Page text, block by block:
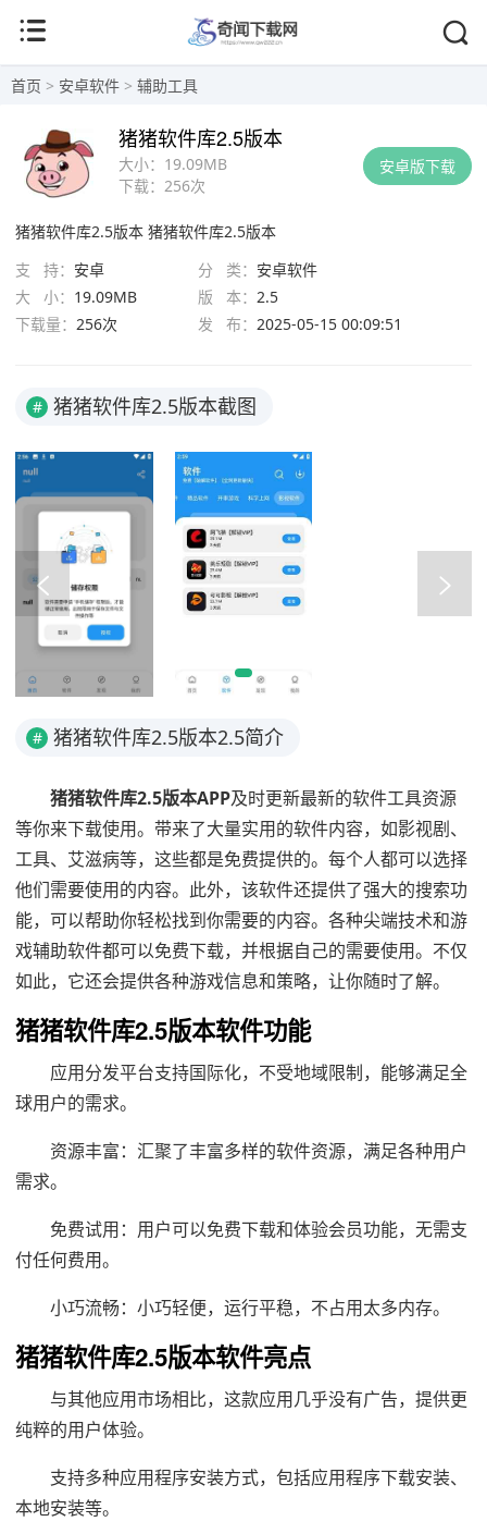
首页 > 安卓软件 > 辅助工具
安卓版下载
大小： 19.09MB
下载： 256次
猪猪软件库2.5版本
猪猪软件库2.5版本 猪猪软件库2.5版本
支 持： 安卓 分 类： 安卓软件
大 小： 19.09MB 版 本： 2.5
下载量： 256次 发 布： 2025-05-15 00:09:51
# 猪猪软件库2.5版本截图
# 猪猪软件库2.5版本2.5简介
猪猪软件库2.5版本APP及时更新最新的软件工具资源
等你来下载使用。带来了大量实用的软件内容，如影视剧、
工具、艾滋病等，这些都是免费提供的。每个人都可以选择
他们需要使用的内容。此外，该软件还提供了强大的搜索功
能，可以帮助你轻松找到你需要的内容。各种尖端技术和游
戏辅助软件都可以免费下载，并根据自己的需要使用。不仅
如此，它还会提供各种游戏信息和策略，让你随时了解。
猪猪软件库2.5版本软件功能
应用分发平台支持国际化，不受地域限制，能够满足全
球用户的需求。
资源丰富：汇聚了丰富多样的软件资源，满足各种用户
需求。
免费试用：用户可以免费下载和体验会员功能，无需支
付任何费用。
小巧流畅：小巧轻便，运行平稳，不占用太多内存。
猪猪软件库2.5版本软件亮点
与其他应用市场相比，这款应用几乎没有广告，提供更
纯粹的用户体验。
支持多种应用程序安装方式，包括应用程序下载安装、
本地安装等。